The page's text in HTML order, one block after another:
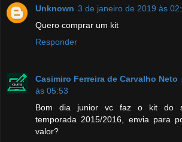
Unknown 3 de janeiro de 2019 às
Quero comprar um kit
Responder
Casimiro Ferreira de Carvalho Neto
às 05:53
Bom dia junior vc faz o kit do
temporada 2015/2016, envia para
valor?